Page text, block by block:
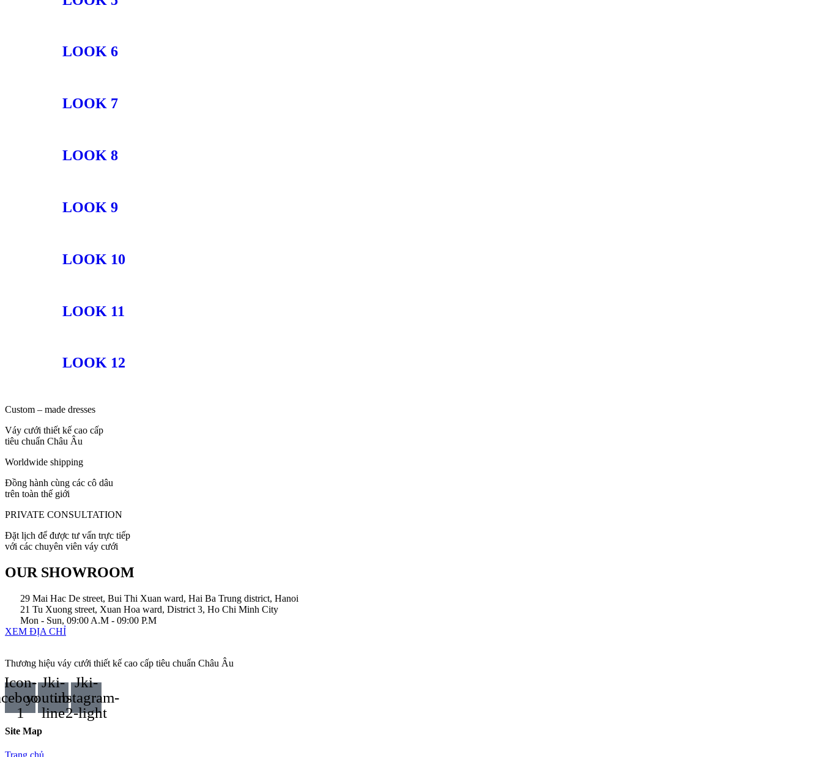
LOOK 6
LOOK 7
LOOK 8
LOOK 9
LOOK 10
LOOK 11
LOOK 12
Custom – made dresses
Váy cưới thiết kế cao cấp
tiêu chuẩn Châu Âu
Worldwide shipping
Đồng hành cùng các cô dâu
trên toàn thế giới
PRIVATE CONSULTATION
Đặt lịch để được tư vấn trực tiếp
với các chuyên viên váy cưới
OUR SHOWROOM
29 Mai Hac De street, Bui Thi Xuan ward, Hai Ba Trung district, Hanoi
21 Tu Xuong street, Xuan Hoa ward, District 3, Ho Chi Minh City
Mon - Sun, 09:00 A.M - 09:00 P.M
XEM ĐỊA CHỈ
Thương hiệu váy cưới thiết kế cao cấp tiêu chuẩn Châu Âu
Icon-
1
Jki-
youtube-
line
Jki-
instagram-
2-light
Site Map
Trang chủ